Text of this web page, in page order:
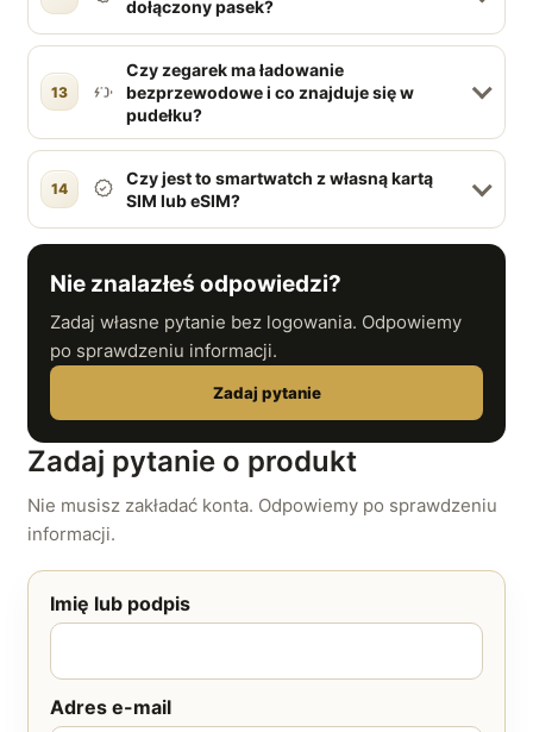
dołączony pasek?
13
Czy zegarek ma ładowanie
bezprzewodowe i co znajduje się w
pudełku?
14
Czy jest to smartwatch z własną kartą
SIM lub eSIM?
Nie znalazłeś odpowiedzi?
Zadaj własne pytanie bez logowania. Odpowiemy
po sprawdzeniu informacji.
Zadaj pytanie
Zadaj pytanie o produkt
Nie musisz zakładać konta. Odpowiemy po sprawdzeniu
informacji.
Imię lub podpis
Adres e-mail